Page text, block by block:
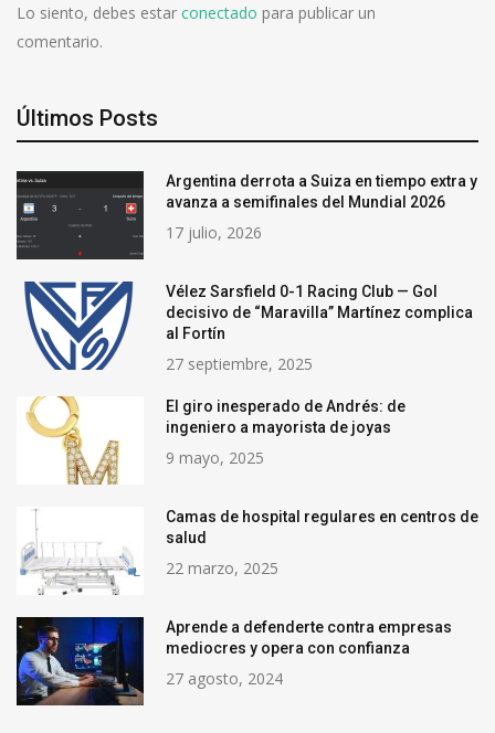
Lo siento, debes estar conectado para publicar un
comentario.
Últimos Posts
Argentina derrota a Suiza en tiempo extra y
avanza a semifinales del Mundial 2026
17 julio, 2026
Vélez Sarsfield 0-1 Racing Club — Gol
decisivo de “Maravilla” Martínez complica
al Fortín
27 septiembre, 2025
El giro inesperado de Andrés: de
ingeniero a mayorista de joyas
9 mayo, 2025
Camas de hospital regulares en centros de
salud
22 marzo, 2025
Aprende a defenderte contra empresas
mediocres y opera con confianza
27 agosto, 2024